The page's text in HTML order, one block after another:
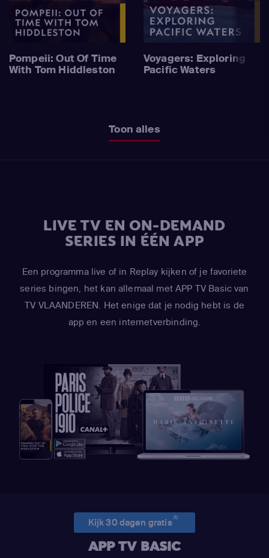
Pompeii: Out Of Time
With Tom Hiddleston
Voyagers: Exploring
Pacific Waters
Toon alles
LIVE TV EN ON-DEMAND
SERIES IN ÉÉN APP
Een programma live of in Replay kijken of je favoriete
series bingen, het kan allemaal met APP TV Basic van
TV VLAANDEREN. Het enige dat je nodig hebt is de
app en een internetverbinding.
Kijk 30 dagen gratis(1)
APP TV BASIC